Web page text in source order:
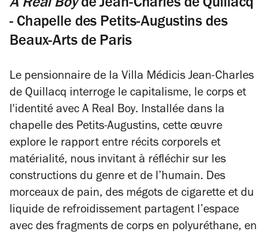
A Real Boyde Jean-Charles de Quillacq
- Chapelle des Petits-Augustins des
Beaux-Arts de Paris
Le pensionnaire de la Villa Médicis Jean-Charles
de Quillacq interroge le capitalisme, le corps et
l'identité avec A Real Boy. Installée dans la
chapelle des Petits-Augustins, cette œuvre
explore le rapport entre récits corporels et
matérialité, nous invitant à réfléchir sur les
constructions du genre et de l’humain. Des
morceaux de pain, des mégots de cigarette et du
liquide de refroidissement partagent l’espace
avec des fragments de corps en polyuréthane, en